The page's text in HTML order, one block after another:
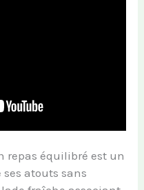
repas équilibré est un
atouts sans